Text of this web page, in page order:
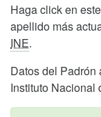
Haga click en
apellido más
INE.
Datos del Padrón
Instituto Nacional